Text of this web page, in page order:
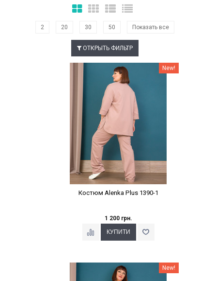
2 20 30 50 Показать все
ОТКРЫТЬ ФИЛЬТР
Наклейки Варіант з % New!
Костюм Alenka Plus 1390-1
1 200 грн.
Наклейки Варіант з % New!